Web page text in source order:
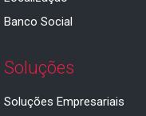
Banco Social
Soluções
Soluções Empresariais